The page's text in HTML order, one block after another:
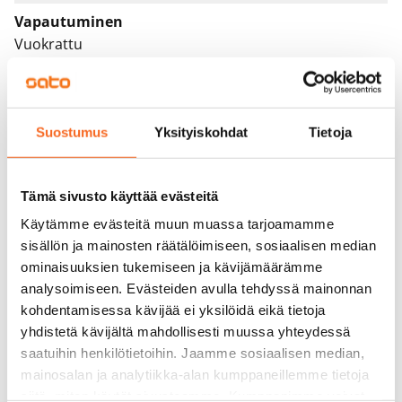
Suostumus Yksityiskohdat Tietoja
Tämä sivusto käyttää evästeitä
Käytämme evästeitä muun muassa tarjoamamme
sisällön ja mainosten räätälöimiseen, sosiaalisen median
ominaisuuksien tukemiseen ja kävijämäärämme
analysoimiseen. Evästeiden avulla tehdyssä mainonnan
kohdentamisessa kävijää ei yksilöidä eikä tietoja
yhdistetä kävijältä mahdollisesti muussa yhteydessä
saatuihin henkilötietoihin. Jaamme sosiaalisen median,
mainosalan ja analytiikka-alan kumppaneillemme tietoja
Vapautuminen
Vuokrattu
Varallisuusrajat
Ei
Vuokra
0 €, (yrityksille min. 1 kk vuokra)
Kotivakuutus
Pakollinen, ei sisälly vuokraan
Vesimaksu
27 €/hlö/kk
Sähkömaksu
Vuokralainen solmii itse sähkösopimuksen.